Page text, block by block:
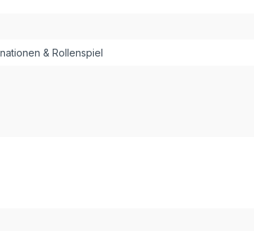
& Rollenspiel